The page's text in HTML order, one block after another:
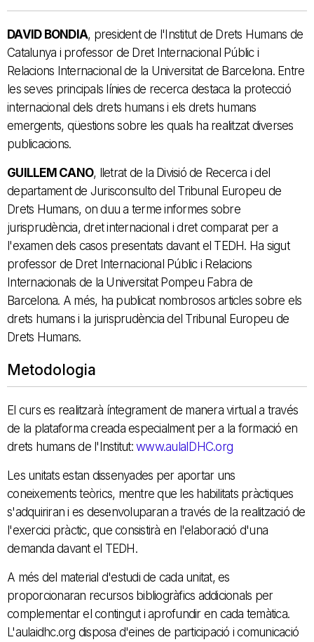
DAVID BONDIA, president de l'Institut de Drets Humans de
Catalunya i professor de Dret Internacional Públic i
Relacions Internacional de la Universitat de Barcelona. Entre
les seves principals línies de recerca destaca la protecció
internacional dels drets humans i els drets humans
emergents, qüestions sobre les quals ha realitzat diverses
publicacions.
GUILLEM CANO, lletrat de la Divisió de Recerca i del
departament de Jurisconsulto del Tribunal Europeu de
Drets Humans, on duu a terme informes sobre
jurisprudència, dret internacional i dret comparat per a
l'examen dels casos presentats davant el TEDH. Ha sigut
professor de Dret Internacional Públic i Relacions
Internacionals de la Universitat Pompeu Fabra de
Barcelona. A més, ha publicat nombrosos articles sobre els
drets humans i la jurisprudència del Tribunal Europeu de
Drets Humans.
Metodologia
El curs es realitzarà íntegrament de manera virtual a través
de la plataforma creada especialment per a la formació en
drets humans de l'Institut: www.aulaIDHC.org
Les unitats estan dissenyades per aportar uns
coneixements teòrics, mentre que les habilitats pràctiques
s'adquiriran i es desenvoluparan a través de la realització de
l'exercici pràctic, que consistirà en l'elaboració d'una
demanda davant el TEDH.
A més del material d'estudi de cada unitat, es
proporcionaran recursos bibliogràfics addicionals per
complementar el contingut i aprofundir en cada temàtica.
L'aulaidhc.org disposa d'eines de participació i comunicació